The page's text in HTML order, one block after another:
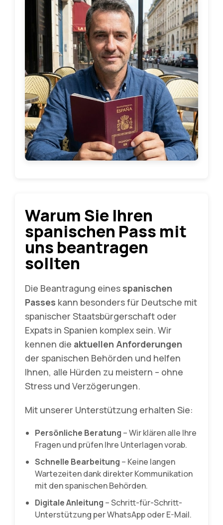
Warum Sie Ihren
spanischen Pass mit
uns beantragen
sollten
Die Beantragung eines spanischen
Passes kann besonders für Deutsche mit
spanischer Staatsbürgerschaft oder
Expats in Spanien komplex sein. Wir
kennen die aktuellen Anforderungen
der spanischen Behörden und helfen
Ihnen, alle Hürden zu meistern – ohne
Stress und Verzögerungen.
Mit unserer Unterstützung erhalten Sie:
Persönliche Beratung – Wir klären alle Ihre
Fragen und prüfen Ihre Unterlagen vorab.
Schnelle Bearbeitung – Keine langen
Wartezeiten dank direkter Kommunikation
mit den spanischen Behörden.
Digitale Anleitung – Schritt-für-Schritt-
Unterstützung per WhatsApp oder E-Mail.